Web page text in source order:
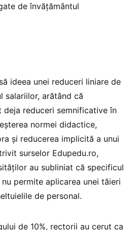
de învățământul
ideea unei reduceri liniare de
salariilor, arătând că
deja reduceri semnificative în
normei didactice,
și reducerea implicită a unui
surselor Edupedu.ro,
au subliniat că specificul
permite aplicarea unei tăieri
de personal.
de 10%, rectorii au cerut ca